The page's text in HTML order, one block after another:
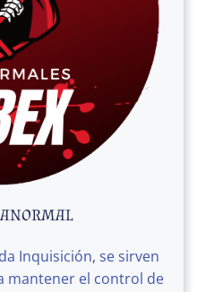
Inquisición, se sirven
mantener el control de